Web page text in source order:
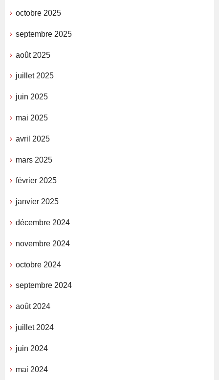
octobre 2025
septembre 2025
août 2025
juillet 2025
juin 2025
mai 2025
avril 2025
mars 2025
février 2025
janvier 2025
décembre 2024
novembre 2024
octobre 2024
septembre 2024
août 2024
juillet 2024
juin 2024
mai 2024